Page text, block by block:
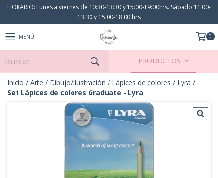
HORARIO: Lunes a viernes de 10:30-13:30 y 15:00-19:00hrs. Sábado 11:00-
13:30 y 15:00-18:00 hrs
MENÚ 0
PRODUCTOS
Inicio / Arte / Dibujo/Ilustración / Lápices de colores / Lyra /
Set Lápices de colores Graduate - Lyra